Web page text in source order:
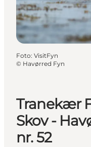
Tranekær
Skov -
nr. 52
Foto: VisitFyn
© Havørred Fyn